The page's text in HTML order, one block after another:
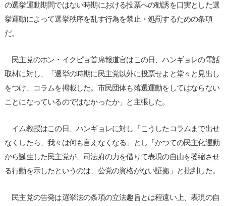
の選挙運動期間ではない時期における投票への勧誘を口実とした選
挙運動によって選挙秩序を乱す行為を禁止・処罰するための条項
だ。
民主党のホン・イクピョ首席報道官はこの日、ハンギョレの電話
取材に対し、「選挙の時期に民主党以外に投票せよと堂々と見出し
をつけ、コラムを掲載した。市民団体も落選運動をしてはならない
ことになっているのではなかったか」と主張した。
イム教授はこの日、ハンギョレに対し「こうしたコラムまで出せ
なくしたら、我々は何も言えなくなる」とし「かつての民主化運動
から誕生した民主党が、司法府の力を借りて表現の自由を萎縮させ
る行動を示したというのは、公党の資格がない証拠」と批判した。
民主党の告発は選挙法の条項の立法趣旨とは程遠い上、表現の自